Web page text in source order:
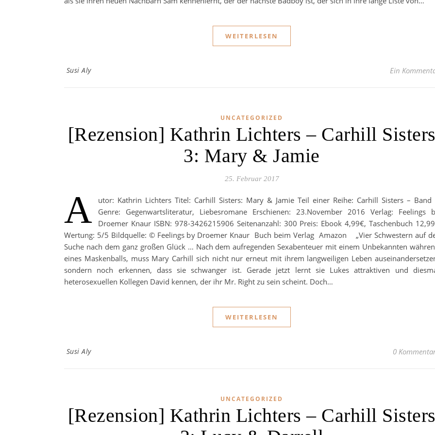
WEITERLESEN
Susi Aly Ein
UNCATEGORIZED
[Rezension] Kathrin Lichters – Carhill Sisters
3: Mary & Jamie
25. Februar 2017
A
utor: Kathrin Lichters Titel: Carhill Sisters: Mary & Jamie Teil einer Reihe: Carhill Sisters – Band
Genre: Gegenwartsliteratur, Liebesromane Erschienen: 23.November 2016 Verlag: Feelings
Droemer Knaur ISBN: 978-3426215906 Seitenanzahl: 300 Preis: Ebook 4,99€, Taschenbuch
Wertung: 5/5 Bildquelle: © Feelings by Droemer Knaur Buch beim Verlag Amazon „Vier Schwestern auf
Suche nach dem ganz großen Glück … Nach dem aufregenden Sexabenteuer mit einem Unbekannten
eines Maskenballs, muss Mary Carhill sich nicht nur erneut mit ihrem langweiligen Leben
sondern noch erkennen, dass sie schwanger ist. Gerade jetzt lernt sie Lukes attraktiven und
heterosexuellen Kollegen David kennen, der ihr Mr. Right zu sein scheint. Doch…
WEITERLESEN
Susi Aly 0
UNCATEGORIZED
[Rezension] Kathrin Lichters – Carhill Sisters